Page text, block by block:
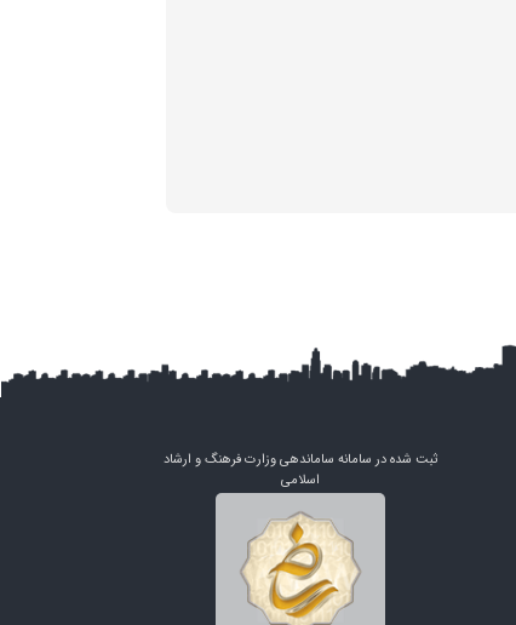
ثبت شده در سامانه ساماندهی وزارت فرهنگ و ارشاد
اسلامی